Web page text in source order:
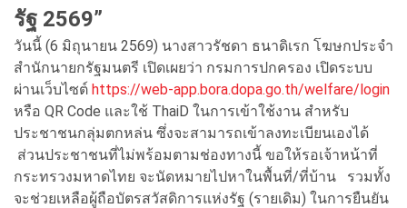
รัฐ 2569”
วันนี้ (6 มิถุนายน 2569) นางสาวรัชดา ธนาดิเรก โฆษกประจำ
สำนักนายกรัฐมนตรี เปิดเผยว่า กรมการปกครอง เปิดระบบ
ผ่านเว็บไซต์ https://web-app.bora.dopa.go.th/welfare/login
หรือ QR Code และใช้ ThaiD ในการเข้าใช้งาน สำหรับ
ประชาชนกลุ่มตกหล่น ซึ่งจะสามารถเข้าลงทะเบียนเองได้
ส่วนประชาชนที่ไม่พร้อมตามช่องทางนี้ ขอให้รอเจ้าหน้าที่
กระทรวงมหาดไทย จะนัดหมายไปหาในพื้นที่/ที่บ้าน รวมทั้ง
จะช่วยเหลือผู้ถือบัตรสวัสดิการแห่งรัฐ (รายเดิม) ในการยืนยัน